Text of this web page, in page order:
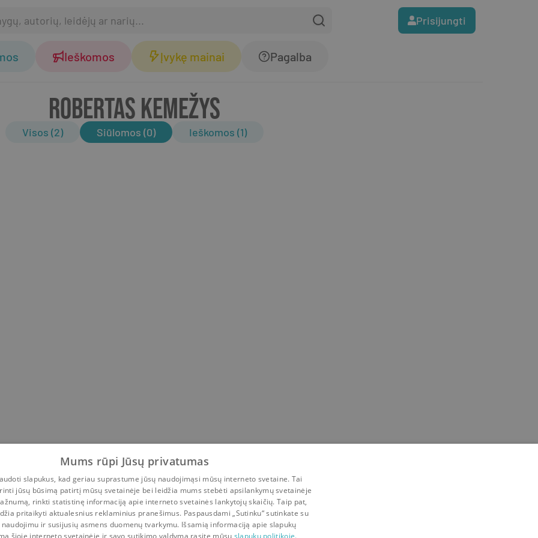
Prisijungti
Ieškomos Įvykę mainai Pagalba
ROBERTAS KEMEŽYS
Visos (2) Siūlomos (0) Ieškomos (1)
Mums rūpi Jūsų privatumas
slapukus, kad geriau suprastume jūsų naudojimąsi mūsų interneto svetaine. Tai
jūsų būsimą patirtį mūsų svetainėje bei leidžia mums stebėti apsilankymų svetainėje
rinkti statistinę informaciją apie interneto svetainės lankytojų skaičių. Taip pat,
pritaikyti aktualesnius reklaminius pranešimus. Paspausdami „Sutinku“ sutinkate su
ir susijusių asmens duomenų tvarkymu. Išsamią informaciją apie slapukų
šioje interneto svetainėje ir savo sutikimo valdymą rasite mūsų slapukų politikoje.